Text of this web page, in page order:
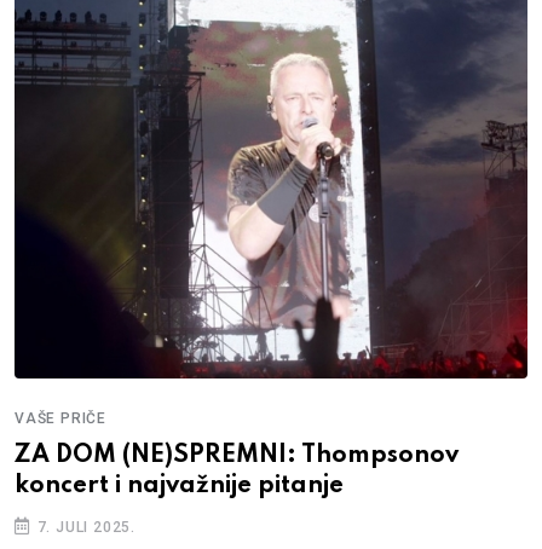
VAŠE PRIČE
ZA DOM (NE)SPREMNI: Thompsonov
koncert i najvažnije pitanje
7. JULI 2025.